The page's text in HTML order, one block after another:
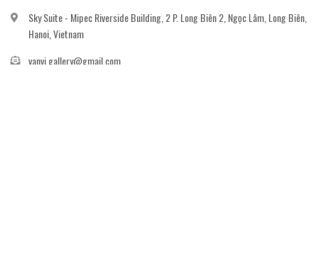
Sky Suite - Mipec Riverside Building, 2 P. Long Biên 2, Ngọc Lâm, Long Biên,
Hanoi, Vietnam
vanvi.gallery@gmail.com